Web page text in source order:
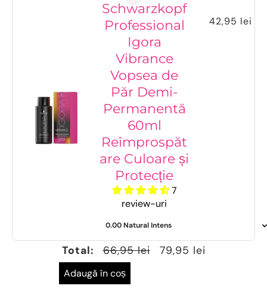
Schwarzkopf
Professional
Igora
Vibrance
Vopsea de
Păr Demi-
Permanentă
60ml
Reîmprospăt
are Culoare și
Protecție
7
review-uri
42,95 lei
Total: 66,95 lei 79,95 lei
Adaugă în coș